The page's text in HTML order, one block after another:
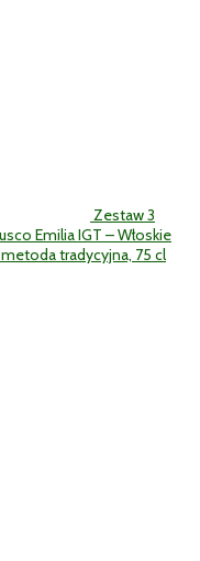
Zestaw 3
Emilia IGT – Włoskie
tradycyjna, 75 cl